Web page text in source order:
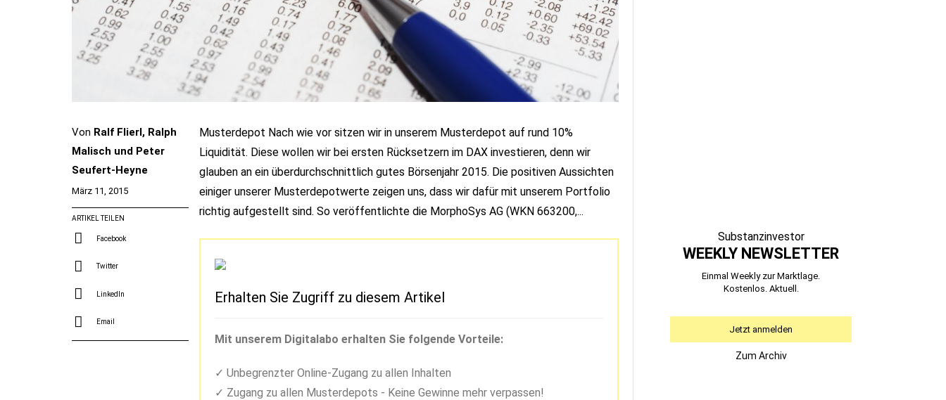
Von Ralf Flierl, Ralph
Malisch und Peter
Seufert-Heyne
März 11, 2015
ARTIKEL TEILEN
Facebook
Twitter
LinkedIn
Email
Musterdepot Nach wie vor sitzen wir in unserem Musterdepot auf rund 10%
Liquidität. Diese wollen wir bei ersten Rücksetzern im DAX investieren, denn wir
glauben an ein überdurchschnittlich gutes Börsenjahr 2015. Die positiven Aussichten
einiger unserer Musterdepotwerte zeigen uns, dass wir dafür mit unserem Portfolio
richtig aufgestellt sind. So veröffentlichte die MorphoSys AG (WKN 663200,...
Erhalten Sie Zugriff zu diesem Artikel
Mit unserem Digitalabo erhalten Sie folgende Vorteile:
Unbegrenzter Online-Zugang zu allen Inhalten
Zugang zu allen Musterdepots - Keine Gewinne mehr verpassen!
Substanzinvestor
WEEKLY NEWSLETTER
Einmal Weekly zur Marktlage.
Kostenlos. Aktuell.
Jetzt anmelden
Zum Archiv